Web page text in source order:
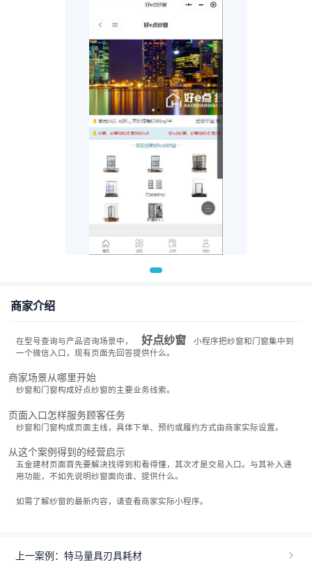
商家介绍
在型号查询与产品咨询场景中， 好点纱窗
小程序把纱窗和门窗集中到
一个微信入口，现有页面先回答提供什么。
商家场景从哪里开始
纱窗和门窗构成好点纱窗的主要业务线索。
页面入口怎样服务顾客任务
纱窗和门窗构成页面主线，具体下单、预约或履约方式由商家实际设置。
从这个案例得到的经营启示
五金建材页面首先要解决找得到和看得懂，其次才是交易入口。与其补入通
用功能，不如先说明纱窗面向谁、提供什么。
如需了解纱窗的最新内容，请查看商家实际小程序。
上一案例：特马量具刃具耗材